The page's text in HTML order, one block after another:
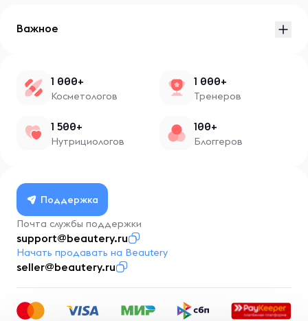
Важное
1 000+
Косметологов
1 000+
Тренеров
1 500+
Нутрициологов
100+
Блоггеров
Поддержка
Почта службы поддержки
support@beautery.ru
Начать продавать на Beautery
seller@beautery.ru